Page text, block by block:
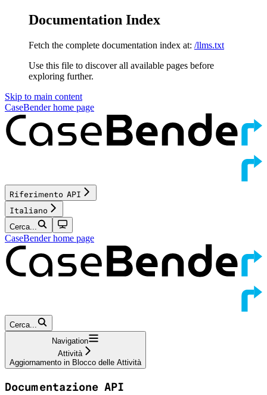
Documentation Index
Fetch the complete documentation index at: /llms.txt
Use this file to discover all available pages before
exploring further.
Skip to main content
CaseBenderhome page
Riferimento API
Italiano
Cerca...
CaseBenderhome page
Cerca...
Navigation
Attività
Aggiornamento in Blocco delle Attività
Documentazione API